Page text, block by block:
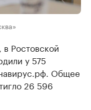
Ростовской
у 575
Общее
26 596